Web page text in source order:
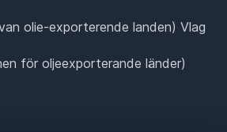
olie-exporterende landen) Vlag
för oljeexporterande länder)